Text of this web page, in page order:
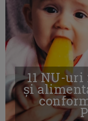
11 NU-
și